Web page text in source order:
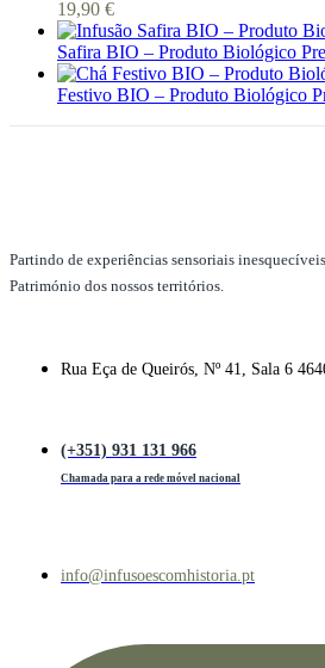
19,90 €
Safira BIO – Produto Biológico
Festivo BIO – Produto Biológico
Partindo de experiências sensoriais
Património dos nossos territórios.
Rua Eça de Queirós, Nº 41, Sala 6
(+351) 931 131 966
Chamada para a rede móvel nacional
info@infusoescomhistoria.pt